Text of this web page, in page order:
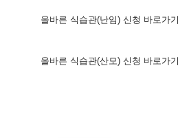
올바른 식습관(난임) 신청 바로가
올바른 식습관(산모) 신청 바로가